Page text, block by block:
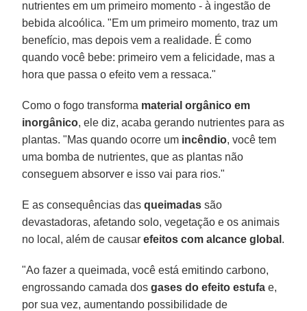
nutrientes em um primeiro momento - à ingestão de
bebida alcoólica. "Em um primeiro momento, traz um
benefício, mas depois vem a realidade. É como
quando você bebe: primeiro vem a felicidade, mas a
hora que passa o efeito vem a ressaca."
Como o fogo transforma material orgânico em
inorgânico, ele diz, acaba gerando nutrientes para as
plantas. "Mas quando ocorre um incêndio, você tem
uma bomba de nutrientes, que as plantas não
conseguem absorver e isso vai para rios."
E as consequências dasqueimadas são
devastadoras, afetando solo, vegetação e os animais
no local, além de causarefeitos com alcance global .
"Ao fazer a queimada, você está emitindo carbono,
engrossando camada dosgases do efeito estufa e,
por sua vez, aumentando possibilidade de